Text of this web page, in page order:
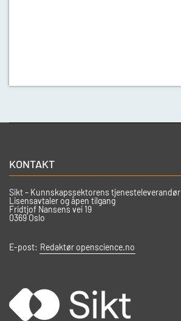
KONTAKT
Sikt – Kunnskapssektorens tjenesteleverandør
Lisensavtaler og åpen tilgang
Fridtjof Nansens vei 19
0369 Oslo
E-post: Redaktør openscience.no